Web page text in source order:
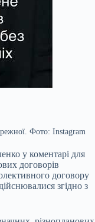
Фото: Instagram
у коментарі для
договорів
договору
згідно з